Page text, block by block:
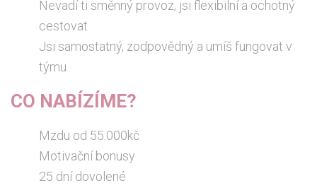
Nevadí ti směnný provoz, jsi flexibilní a ochotný
cestovat
Jsi samostatný, zodpovědný a umíš fungovat v
týmu
CO NABÍZÍME?
Mzdu od 55.000kč
Motivační bonusy
25 dní dovolené